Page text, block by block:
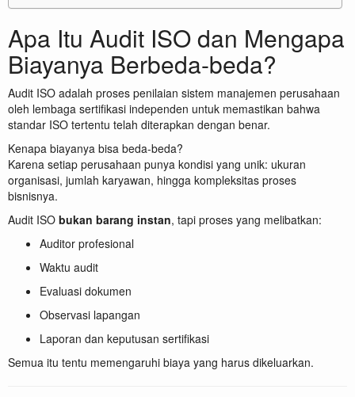
Apa Itu Audit ISO dan Mengapa
Biayanya Berbeda-beda?
Audit ISO adalah proses penilaian sistem manajemen perusahaan
oleh lembaga sertifikasi independen untuk memastikan bahwa
standar ISO tertentu telah diterapkan dengan benar.
Kenapa biayanya bisa beda-beda?
Karena setiap perusahaan punya kondisi yang unik: ukuran
organisasi, jumlah karyawan, hingga kompleksitas proses
bisnisnya.
Audit ISO bukan barang instan, tapi proses yang melibatkan:
Auditor profesional
Waktu audit
Evaluasi dokumen
Observasi lapangan
Laporan dan keputusan sertifikasi
Semua itu tentu memengaruhi biaya yang harus dikeluarkan.